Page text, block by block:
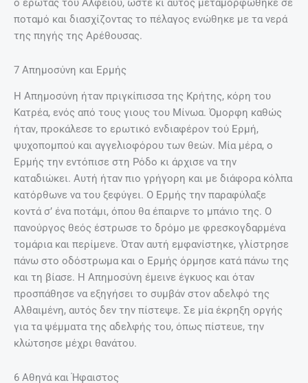
ο έρωτας του Αλφειού, ώστε κι αυτός μεταμορφώθηκε σε
ποταμό και διασχίζοντας το πέλαγος ενώθηκε με τα νερά
της πηγής της Αρέθουσας.
7 Απημοσύνη και Ερμής
Η Απημοσύνη ήταν πριγκίπισσα της Κρήτης, κόρη του
Κατρέα, ενός από τους γιους του Μίνωα. Όμορφη καθώς
ήταν, προκάλεσε το ερωτικό ενδιαφέρον τού Ερμή,
ψυχοπομπού και αγγελιοφόρου των θεών. Μία μέρα, o
Ερμής την εντόπισε στη Ρόδο κι άρχισε να την
καταδιώκει. Αυτή ήταν πιο γρήγορη και με διάφορα κόλπα
κατόρθωνε να του ξεφύγει. Ο Ερμής την παραφύλαξε
κοντά σ’ ένα ποτάμι, όπου θα έπαιρνε το μπάνιο της. Ο
πανούργος θεός έστρωσε το δρόμο με φρεσκογδαρμένα
τομάρια και περίμενε. Όταν αυτή εμφανίστηκε, γλίστρησε
πάνω στο οδόστρωμα και ο Ερμής όρμησε κατά πάνω της
και τη βίασε. Η Απημοσύνη έμεινε έγκυος και όταν
προσπάθησε να εξηγήσει το συμβάν στον αδελφό της
Αλθαιμένη, αυτός δεν την πίστεψε. Σε μία έκρηξη οργής
για τα ψέμματα της αδελφής του, όπως πίστευε, την
κλώτσησε μέχρι θανάτου.
6 Αθηνά και Ήφαιστος